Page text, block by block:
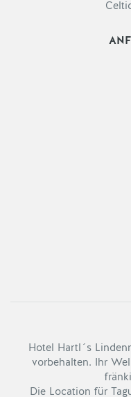
Hotel Hartl´s
vorbehalten. Ihr
Die Location für